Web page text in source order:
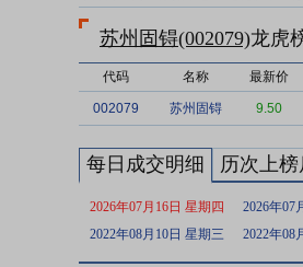
苏州固锝(002079)龙虎
代码 名称 最新价
002079 苏州固锝 9.50
每日成交明细 历次上
2026年07月16日 星期四 2026年07
2022年08月10日 星期三
2022年08